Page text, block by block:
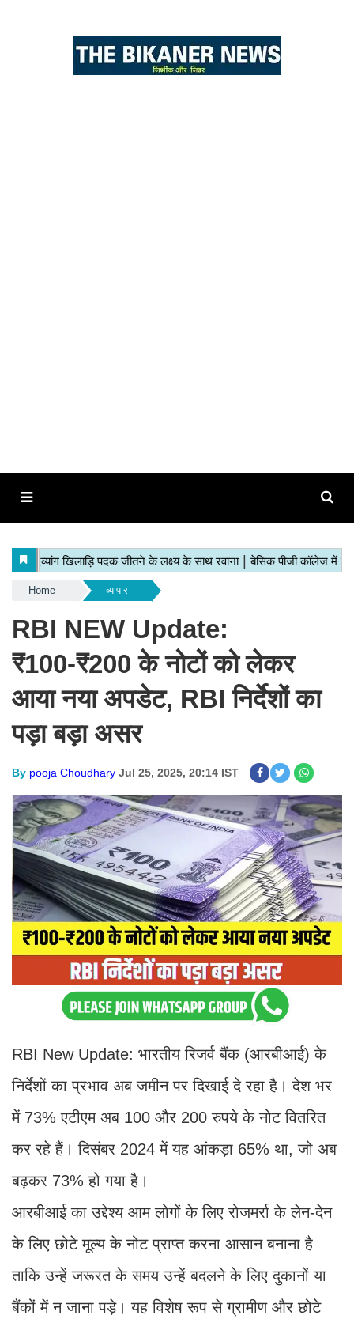
Home व्यापार
RBI NEW Update:
₹100‑₹200 के नोटों को लेकर
आया नया अपडेट, RBI निर्देशों का
पड़ा बड़ा असर
By pooja Choudhary Jul 25, 2025, 20:14 IST
RBI New Update: भारतीय रिजर्व बैंक (आरबीआई) के
निर्देशों का प्रभाव अब जमीन पर दिखाई दे रहा है। देश भर
में 73% एटीएम अब 100 और 200 रुपये के नोट वितरित
कर रहे हैं। दिसंबर 2024 में यह आंकड़ा 65% था, जो अब
बढ़कर 73% हो गया है।
आरबीआई का उद्देश्य आम लोगों के लिए रोजमर्रा के लेन-देन
के लिए छोटे मूल्य के नोट प्राप्त करना आसान बनाना है
ताकि उन्हें जरूरत के समय उन्हें बदलने के लिए दुकानों या
बैंकों में न जाना पड़े। यह विशेष रूप से ग्रामीण और छोटे